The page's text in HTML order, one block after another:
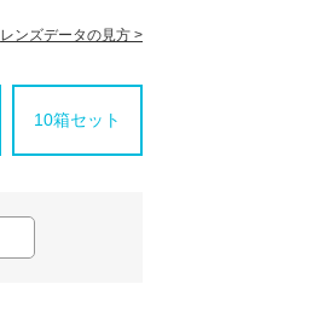
レンズデータの見方 >
10箱セット